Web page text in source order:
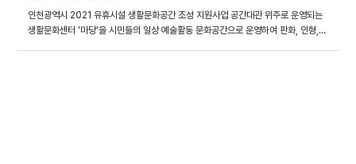
인천광역시 2021 유휴시설 생활문화공간 조성 지원사업 공간대관 위주로 운영되는
생활문화센터 '마당'을 시민들의 일상 예술활동 문화공간으로 운영하여 판화, 인형,